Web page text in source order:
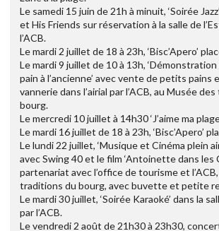
Le samedi 15 juin de 21h à minuit, ‘Soirée
et His Friends sur réservation à la salle de
l’ACB.
Le mardi 2 juillet de 18 à 23h, ‘Bisc’Apero’
Le mardi 9 juillet de 10 à 13h,
pain à l’ancienne’ avec vente de petits pains
vannerie dans l’airial par l’ACB, au Musée
bourg.
Le mercredi 10 juillet à 14h30 ‘J’aime ma
Le mardi 16 juillet de 18 à 23h, ‘Bisc’Apero’
Le lundi 22 juillet, ‘Musique et Cinéma plein
avec Swing 40 et le film ‘Antoinette dans les
partenariat avec l’office de tourisme et
traditions du bourg, avec buvette et petite
Le mardi 30 juillet, ‘Soirée Karaoké’ dans la
par l’ACB.
Le vendredi 2 août de 21h30 à 23h30, concert